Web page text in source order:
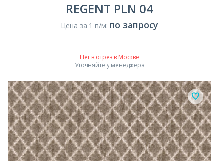
REGENT PLN 04
Цена за 1 п/м: по запросу
Нет в отрез в Москве
Уточняйте у менеджера